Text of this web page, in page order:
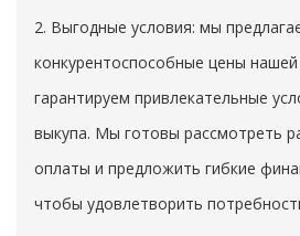
2. Выгодные условия: мы
конкурентоспособные цены нашей
гарантируем привлекательные
выкупа. Мы готовы рассмотреть
оплаты и предложить гибкие
чтобы удовлетворить